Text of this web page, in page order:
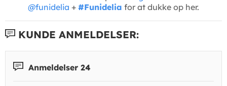
@funidelia + #Funidelia for at dukke op her.
KUNDE ANMELDELSER:
Anmeldelser 24